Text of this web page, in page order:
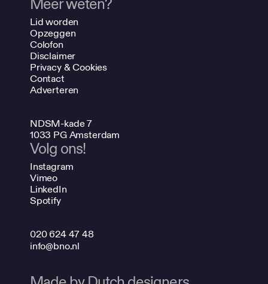
Meer weten?
Lid worden
Opzeggen
Colofon
Disclaimer
Privacy & Cookies
Contact
Adverteren
NDSM-kade 7
1033 PG Amsterdam
Volg ons!
Instagram
Vimeo
LinkedIn
Spotify
020 624 47 48
info@bno.nl